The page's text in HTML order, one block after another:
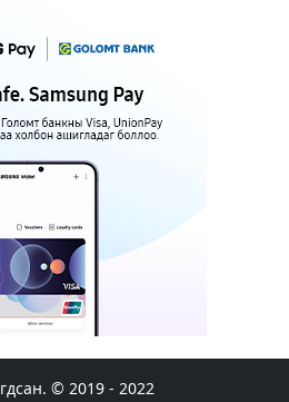
болголоо
горимд шилжиж, найр
гадаад томилолтыг
газрын тосны бүх
гаалийн татвараас чөлөөллөө
4
2.5 дахин нэмэгджээ
© 2019 - 2022